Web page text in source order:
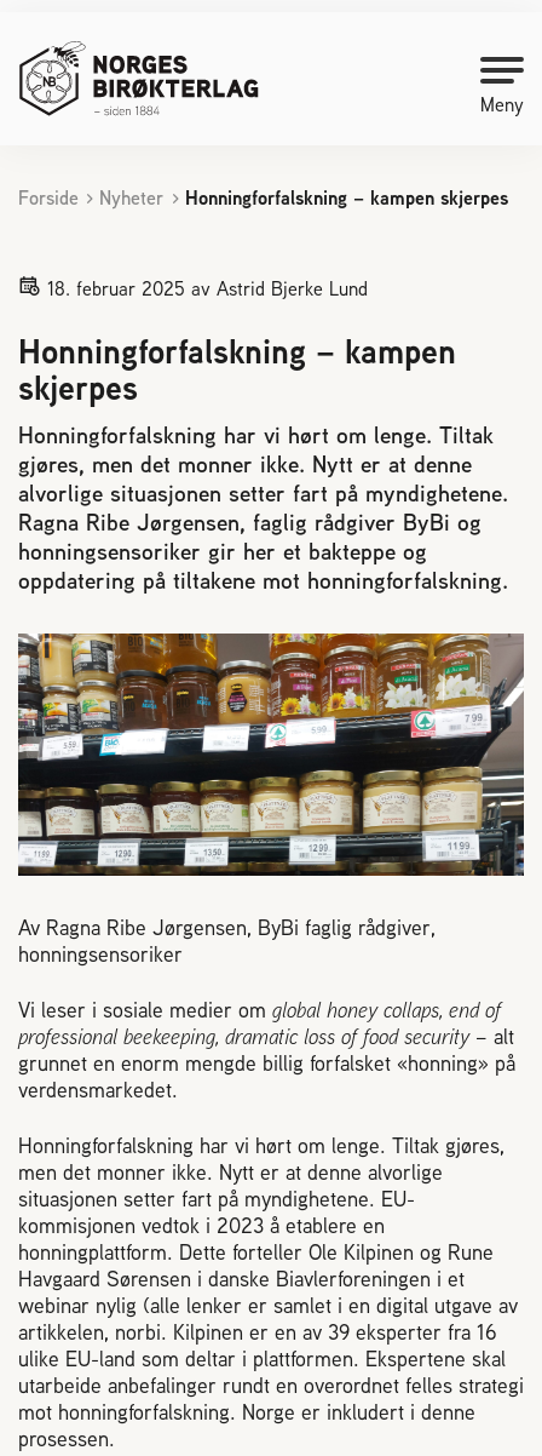
Meny
Kontakt oss
Bli medlem
Starte med birøkt
Medlemssider
Biene svermer
Reaksjon på bistikk
Om Norges Birøkterlag
Finn fylkes- og lokallag
Nyheter
Kurs
Aktivitetskalender
Lover og regler
Plassering av bigård
Sjekkliste for kjøp og salg av bier
Sykdom hos bier
Sukkeravgiftsrefusjon
Prosjekter
Forside Nyheter Honningforfalskning – kampen skjerpes
18. februar 2025 av Astrid Bjerke Lund
Honningforfalskning – kampen
skjerpes
Honningforfalskning har vi hørt om lenge. Tiltak
gjøres, men det monner ikke. Nytt er at denne
alvorlige situasjonen setter fart på myndighetene.
Ragna Ribe Jørgensen, faglig rådgiver ByBi og
honningsensoriker gir her et bakteppe og
oppdatering på tiltakene mot honningforfalskning.
Av Ragna Ribe Jørgensen, ByBi faglig rådgiver,
honningsensoriker
Vi leser i sosiale medier om global honey collaps, end of
professional beekeeping, dramatic loss of food security– alt
grunnet en enorm mengde billig forfalsket «honning» på
verdensmarkedet.
Honningforfalskning har vi hørt om lenge. Tiltak gjøres,
men det monner ikke. Nytt er at denne alvorlige
situasjonen setter fart på myndighetene. EU-
kommisjonen vedtok i 2023 å etablere en
honningplattform. Dette forteller Ole Kilpinen og Rune
Havgaard Sørensen i danske Biavlerforeningen i et
webinar nylig (alle lenker er samlet i en digital utgave av
artikkelen, norbi. Kilpinen er en av 39 eksperter fra 16
ulike EU-land som deltar i plattformen. Ekspertene skal
utarbeide anbefalinger rundt en overordnet felles strategi
mot honningforfalskning. Norge er inkludert i denne
prosessen.